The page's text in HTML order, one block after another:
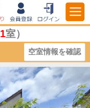
1室）
空室情報を確認